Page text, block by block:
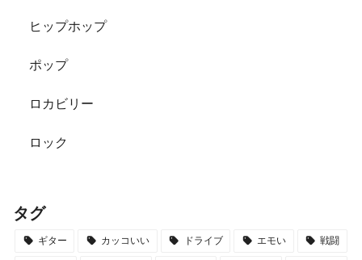
ヒップホップ
ポップ
ロカビリー
ロック
タグ
ギター カッコいい ドライブ エモい 戦闘